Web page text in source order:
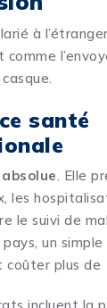
à
comme
santé
. Elle
les
le suivi de
un
coûter plus de